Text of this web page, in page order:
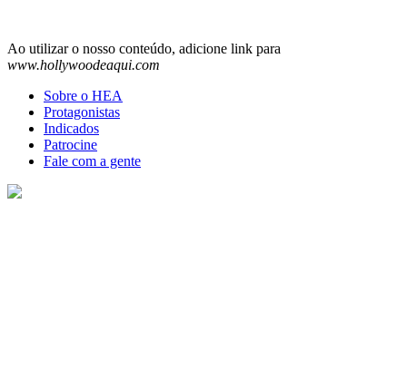
Ao utilizar o nosso conteúdo, adicione link para
www.hollywoodeaqui.com
Sobre o HEA
Protagonistas
Indicados
Patrocine
Fale com a gente